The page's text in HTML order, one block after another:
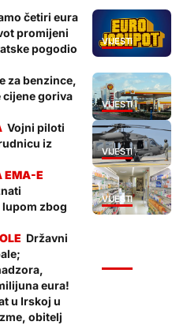
VIJESTI
četiri eura
promijeni
pogodio
VIJESTI
za benzince,
cijene goriva
VIJESTI
Vojni piloti
iz
VIJESTI
zbog
Državni
eura!
u Irskoj u
obitelj